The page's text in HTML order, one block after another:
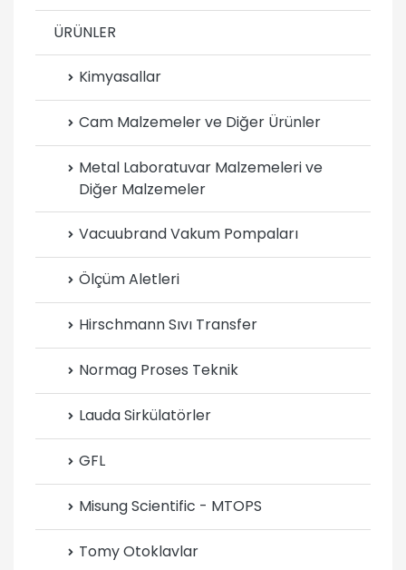
ÜRÜNLER
Kimyasallar
Cam Malzemeler ve Diğer Ürünler
Metal Laboratuvar Malzemeleri ve
Diğer Malzemeler
Vacuubrand Vakum Pompaları
Ölçüm Aletleri
Hirschmann Sıvı Transfer
Normag Proses Teknik
Lauda Sirkülatörler
GFL
Misung Scientific - MTOPS
Tomy Otoklavlar